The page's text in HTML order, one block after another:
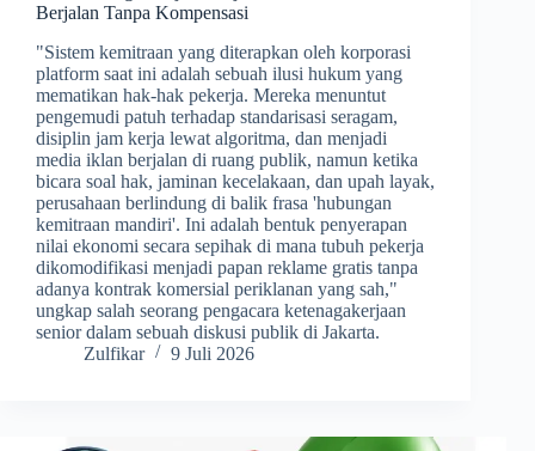
Berjalan Tanpa Kompensasi
​"Sistem kemitraan yang diterapkan oleh korporasi
platform saat ini adalah sebuah ilusi hukum yang
mematikan hak-hak pekerja. Mereka menuntut
pengemudi patuh terhadap standarisasi seragam,
disiplin jam kerja lewat algoritma, dan menjadi
media iklan berjalan di ruang publik, namun ketika
bicara soal hak, jaminan kecelakaan, dan upah layak,
perusahaan berlindung di balik frasa 'hubungan
kemitraan mandiri'. Ini adalah bentuk penyerapan
nilai ekonomi secara sepihak di mana tubuh pekerja
dikomodifikasi menjadi papan reklame gratis tanpa
adanya kontrak komersial periklanan yang sah,"
ungkap salah seorang pengacara ketenagakerjaan
senior dalam sebuah diskusi publik di Jakarta.
Zulfikar
9 Juli 2026